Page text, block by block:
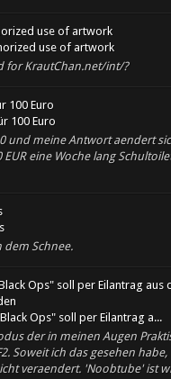
use of artwork
use of artwork
for KrautChan.net/int/?
100 Euro
100 Euro
und meine Antwort aendert
eine Woche lang
dem Schnee.
Ops" soll per Eilantrag aus
Ops" soll per Eilantrag a...
der in meinen Augen
Soweit ich das gesehen habe,
veraendert. 'Noobtube' ist